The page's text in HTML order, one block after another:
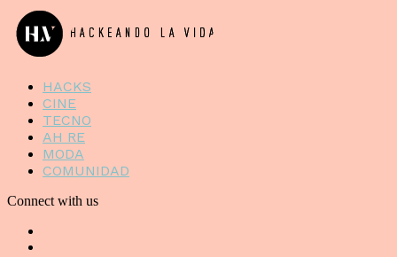
HACKS
CINE
TECNO
AH RE
MODA
COMUNIDAD
Connect with us